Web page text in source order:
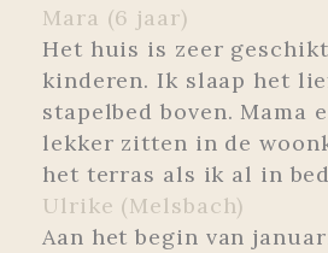
Mara (6 jaar)
Het huis is zeer
kinderen. Ik slaap het
stapelbed boven. Mama
lekker zitten in de
het terras als ik al in
Ulrike (Melsbach)
Aan het begin van